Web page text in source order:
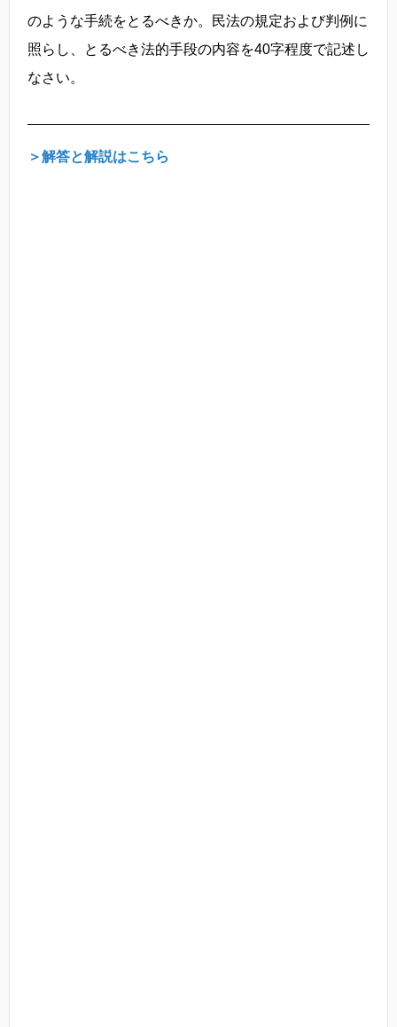
のような手続をとるべきか。民法の規定および判例に
照らし、とるべき法的手段の内容を40字程度で記述し
なさい。
＞解答と解説はこちら